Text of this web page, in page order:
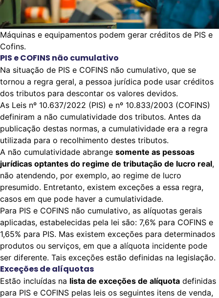
Máquinas e equipamentos podem gerar créditos de PIS e
Cofins.
PIS e COFINS não cumulativo
Na situação de PIS e COFINS não cumulativo, que se
tornou a regra geral, a pessoa jurídica pode usar créditos
dos tributos para descontar os valores devidos.
As Leis nº 10.637/2022 (PIS) e nº 10.833/2003 (COFINS)
definiram a não cumulatividade dos tributos. Antes da
publicação destas normas, a cumulatividade era a regra
utilizada para o recolhimento destes tributos.
A não cumulatividade abrange somente as pessoas
jurídicas optantes do regime de tributação de lucro real,
não atendendo, por exemplo, ao regime de lucro
presumido. Entretanto, existem exceções a essa regra,
casos em que pode haver a cumulatividade.
Para PIS e COFINS não cumulativo, as alíquotas gerais
aplicadas, estabelecidas pela lei são: 7,6% para COFINS e
1,65% para PIS. Mas existem exceções para determinados
produtos ou serviços, em que a alíquota incidente pode
ser diferente. Tais exceções estão definidas na legislação.
Exceções de alíquotas
Estão incluídas na lista de exceções de alíquota definidas
para PIS e COFINS pelas leis os seguintes itens de venda,